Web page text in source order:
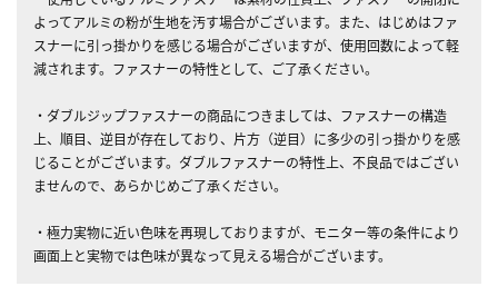
よってアルミの粉が生地を汚す場合がございます。また、はじめはファ
スナーに引っ掛かりを感じる場合がございますが、使用回数によって軽
減されます。ファスナーの特性として、ご了承ください。
・ダブルジップファスナーの商品につきましては、ファスナーの構造
上、順目、逆目が存在しており、片方（逆目）に多少の引っ掛かりを感
じることがございます。ダブルファスナーの特性上、不良品ではござい
ませんので、あらかじめご了承ください。
・極力実物に近い色味を再現しておりますが、モニター等の条件により
画面上と実物では色味が異なって見える場合がございます。